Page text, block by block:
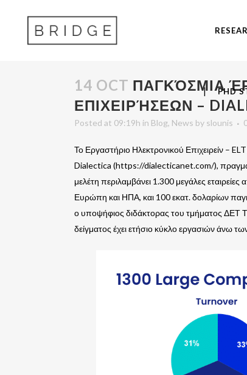
PHD
14 OCT ΠΑΓΚΌΣΜΙΑ
ΕΠΙΧΕΙΡΉΣΕΩΝ –
Posted at 09:19h in Blog, News by slounis
Το Εργαστήριο Ηλεκτρονικού Επιχειρείν –
Dialectica (https://dialecticanet.com/),
μελέτη περιλαμβάνει 1.300 μεγάλες
Ευρώπη και ΗΠΑ, και 100 εκατ. δολαρίων
ο υποψήφιος διδάκτορας τoυ τμήματος ΔΕΤ
δείγματος έχει ετήσιο κύκλο εργασιών άνω